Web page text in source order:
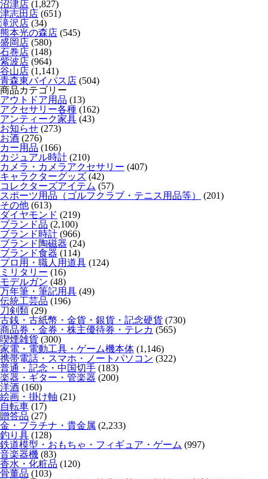
沼津店 (1,827)
津志田店 (651)
滝沢店 (34)
熊本光の森店 (545)
盛岡店 (580)
石巻店 (148)
紫波店 (964)
谷山店 (1,141)
青森東バイパス店 (504)
商品カテゴリー
アウトドア用品 (13)
アクセサリー各種 (162)
アンティーク家具 (43)
お知らせ (273)
お酒 (276)
カー用品 (166)
カジュアル時計 (210)
カメラ・カメラアクセサリー (407)
キャラクターグッズ (42)
コレクターズアイテム (57)
スポーツ用品（ゴルフクラブ・テニス用品等）
(201)
その他 (613)
ダイヤモンド (219)
ブランド品 (2,100)
ブランド時計 (966)
ブランド陶磁器 (24)
ブランド食器 (114)
プロ用・職人用道具 (124)
ミリタリー (16)
モデルガン (48)
万年筆・筆記用具 (49)
伝統工芸品 (196)
刀剣類 (29)
古銭・古紙幣・金貨・銀貨・記念硬貨 (730)
商品券・金券・株主優待券・テレカ (565)
喫煙雑貨 (300)
家電・電動工具・ゲーム機本体 (1,146)
携帯電話・スマホ・ノートパソコン (322)
普通・記念・中国切手 (183)
楽器・ギター・管楽器 (200)
洋酒 (160)
絵画・掛け軸 (21)
自転車 (17)
贈答品 (27)
金・プラチナ・貴金属 (2,233)
釣り具 (128)
鉄道模型・おもちゃ・フィギュア・ゲーム (997)
音楽器機 (83)
香水・化粧品 (120)
骨董品 (103)